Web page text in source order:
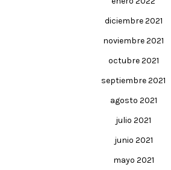
diciembre 2021
noviembre 2021
octubre 2021
septiembre 2021
agosto 2021
julio 2021
junio 2021
mayo 2021